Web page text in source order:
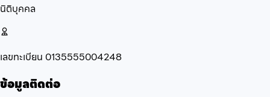
นิติบุคคล
เลขทะเบียน 0135555004248
ข้อมูลติดต่อ